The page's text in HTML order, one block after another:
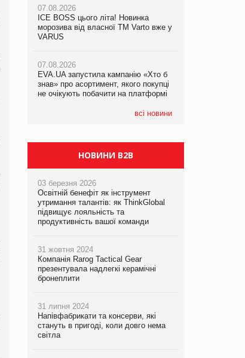
07.08.2026
ICE BOSS цього літа! Новинка
морозива від власної ТМ Varto вже у
VARUS
07.08.2026
EVA.UA запустила кампанію «Хто б
знав» про асортимент, якого покупці
не очікують побачити на платформі
всі новини
06.08.2026
Смачна новинка для хвостатих: у
VARUS з’явилися паучі Varto Paw
05.08.2026
Мережа супермаркетів VARUS купує
мережу магазинів формату
компанія налічуватиме 374 магазини
07.08.2026
Франція заборонила рекламні дзвінки
НОВИНИ B2B
03 березня 2026
Освітній бенефіт як інструмент
утримання талантів: як ThinkGlobal
підвищує лояльність та
продуктивність вашої команди
31 жовтня 2024
Компанія Rarog Tactical Gear
презентувала надлегкі керамічні
бронеплити
31 липня 2024
Напівфабрикати та консерви, які
стануть в пригоді, коли довго нема
світла